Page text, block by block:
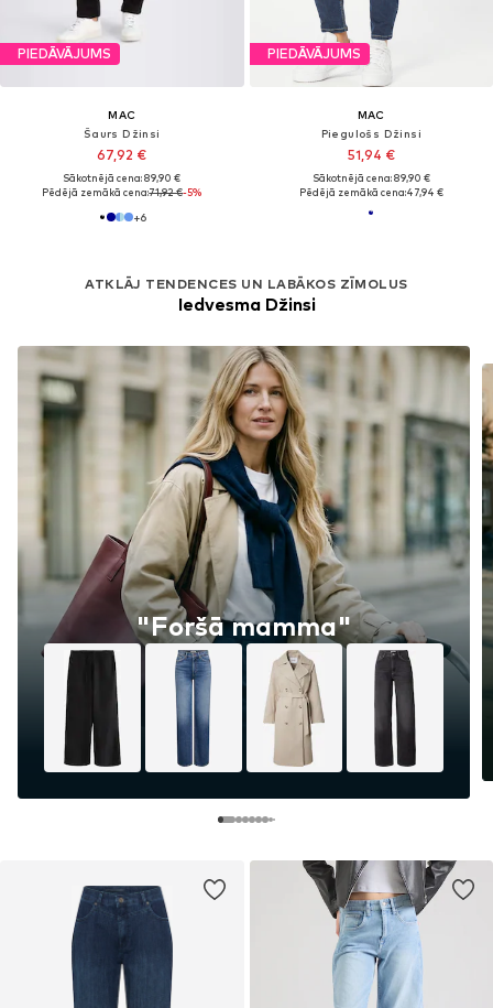
PIEDĀVĀJUMS
MAC
Šaurs Džinsi
67,92 €
Sākotnējā cena: 89,90 €
Pēdējā zemākā cena:71,92 €-5%
+6
ATKLĀJ TENDENCES UN LABĀKOS ZĪMOLUS
Iedvesma Džinsi
"Foršā mamma"
PIEDĀVĀJUMS
MAC
Piegulošs Džinsi
51,94 €
Sākotnējā cena: 89,90 €
Pēdējā zemākā cena:47,94 €